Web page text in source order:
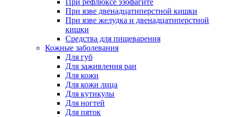
При рефлюксе эзофагите
При язве двенадцатиперстной кишки
При язве желудка и двенадцатиперстной
кишки
Средства для пищеварения
Кожные заболевания
Для губ
Для заживления ран
Для кожи
Для кожи лица
Для кутикулы
Для ногтей
Для пяток